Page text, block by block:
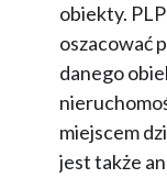
obiekty.
oszacować
danego
miejscem
jest także